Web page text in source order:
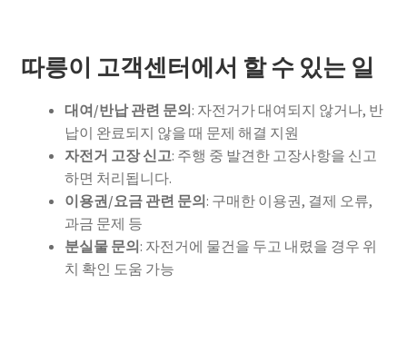
따릉이 고객센터에서 할 수 있는 일
대여/반납 관련 문의: 자전거가 대여되지 않거나, 반
납이 완료되지 않을 때 문제 해결 지원
자전거 고장 신고: 주행 중 발견한 고장사항을 신고
하면 처리됩니다.
이용권/요금 관련 문의: 구매한 이용권, 결제 오류,
과금 문제 등
분실물 문의: 자전거에 물건을 두고 내렸을 경우 위
치 확인 도움 가능